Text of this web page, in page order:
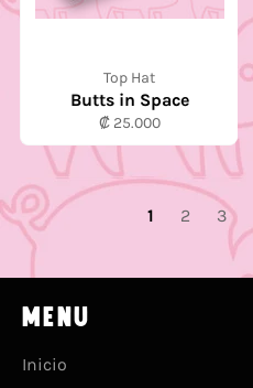
Top Hat
Butts in Space
Precio
habitual
₡ 25.000
1 2 3
MENU
Inicio